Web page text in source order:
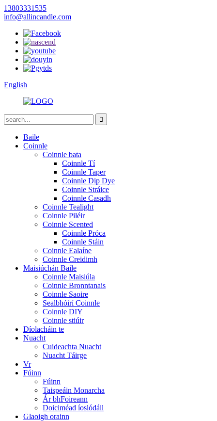
13803331535
info@allincandle.com
English
Baile
Coinnle
Coinnle bata
Coinnle Tí
Coinnle Taper
Coinnle Dip Dye
Coinnle Stráice
Coinnle Casadh
Coinnle Tealight
Coinnle Piléir
Coinnle Scented
Coinnle Próca
Coinnle Stáin
Coinnle Ealaíne
Coinnle Creidimh
Maisiúchán Baile
Coinnle Maisiúla
Coinnle Bronntanais
Coinnle Saoire
Sealbhóirí Coinnle
Coinnle DIY
Coinnle stiúir
Díolacháin te
Nuacht
Cuideachta Nuacht
Nuacht Táirge
Vr
Fúinn
Fúinn
Taispeáin Monarcha
Ár bhFoireann
Doiciméad íoslódáil
Glaoigh orainn